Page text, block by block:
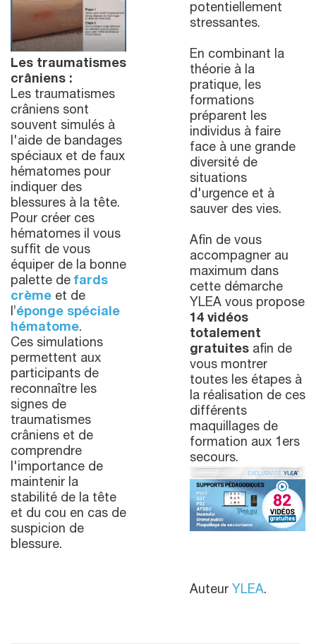
Les traumatismes
crâniens :
Les traumatismes
crâniens sont
souvent simulés à
l'aide de bandages
spéciaux et de faux
hématomes pour
indiquer des
blessures à la tête.
Pour créer ces
hématomes il vous
suffit de vous
équiper de la bonne
palette de fards
crème et de
l’éponge spéciale
hématome.
Ces simulations
permettent aux
participants de
reconnaître les
signes de
traumatismes
crâniens et de
comprendre
l'importance de
maintenir la
stabilité de la tête
et du cou en cas de
suspicion de
blessure.
potentiellement
stressantes.
En combinant la
théorie à la
pratique, les
formations
préparent les
individus à faire
face à une grande
diversité de
situations
d'urgence et à
sauver des vies.
Afin de vous
accompagner au
maximum dans
cette démarche
YLEA vous propose
14 vidéos
totalement
gratuites afin de
vous montrer
toutes les étapes à
la réalisation de ces
différents
maquillages de
formation aux 1ers
secours.
Auteur YLEA.